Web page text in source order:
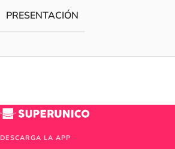
PRESENTACIÓN
DESCARGA LA APP